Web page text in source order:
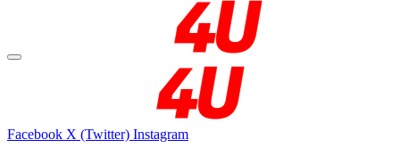
Facebook X (Twitter) Instagram